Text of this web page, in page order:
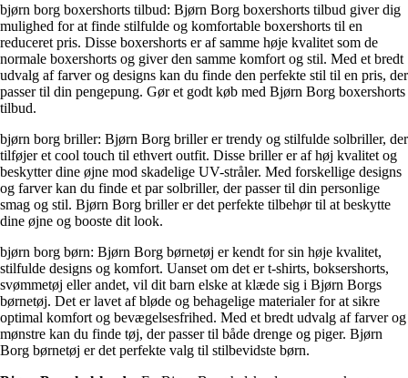
bjørn borg boxershorts tilbud: Bjørn Borg boxershorts tilbud giver dig
mulighed for at finde stilfulde og komfortable boxershorts til en
reduceret pris. Disse boxershorts er af samme høje kvalitet som de
normale boxershorts og giver den samme komfort og stil. Med et bredt
udvalg af farver og designs kan du finde den perfekte stil til en pris, der
passer til din pengepung. Gør et godt køb med Bjørn Borg boxershorts
tilbud.
bjørn borg briller: Bjørn Borg briller er trendy og stilfulde solbriller, der
tilføjer et cool touch til ethvert outfit. Disse briller er af høj kvalitet og
beskytter dine øjne mod skadelige UV-stråler. Med forskellige designs
og farver kan du finde et par solbriller, der passer til din personlige
smag og stil. Bjørn Borg briller er det perfekte tilbehør til at beskytte
dine øjne og booste dit look.
bjørn borg børn: Bjørn Borg børnetøj er kendt for sin høje kvalitet,
stilfulde designs og komfort. Uanset om det er t-shirts, boksershorts,
svømmetøj eller andet, vil dit barn elske at klæde sig i Bjørn Borgs
børnetøj. Det er lavet af bløde og behagelige materialer for at sikre
optimal komfort og bevægelsesfrihed. Med et bredt udvalg af farver og
mønstre kan du finde tøj, der passer til både drenge og piger. Bjørn
Borg børnetøj er det perfekte valg til stilbevidste børn.